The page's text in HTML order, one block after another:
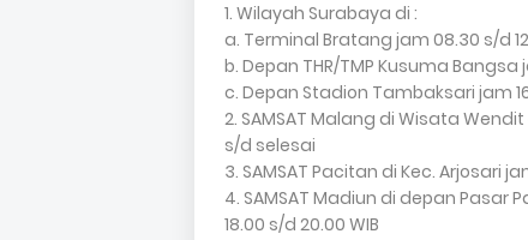
1. Wilayah Surabaya di :
a. Terminal Bratang jam 08.30 s/d
b. Depan THR/TMP Kusuma Bangsa
c. Depan Stadion Tambaksari jam
2. SAMSAT Malang di Wisata
s/d selesai
3. SAMSAT Pacitan di Kec. Arjosari
4. SAMSAT Madiun di depan Pasar
18.00 s/d 20.00 WIB